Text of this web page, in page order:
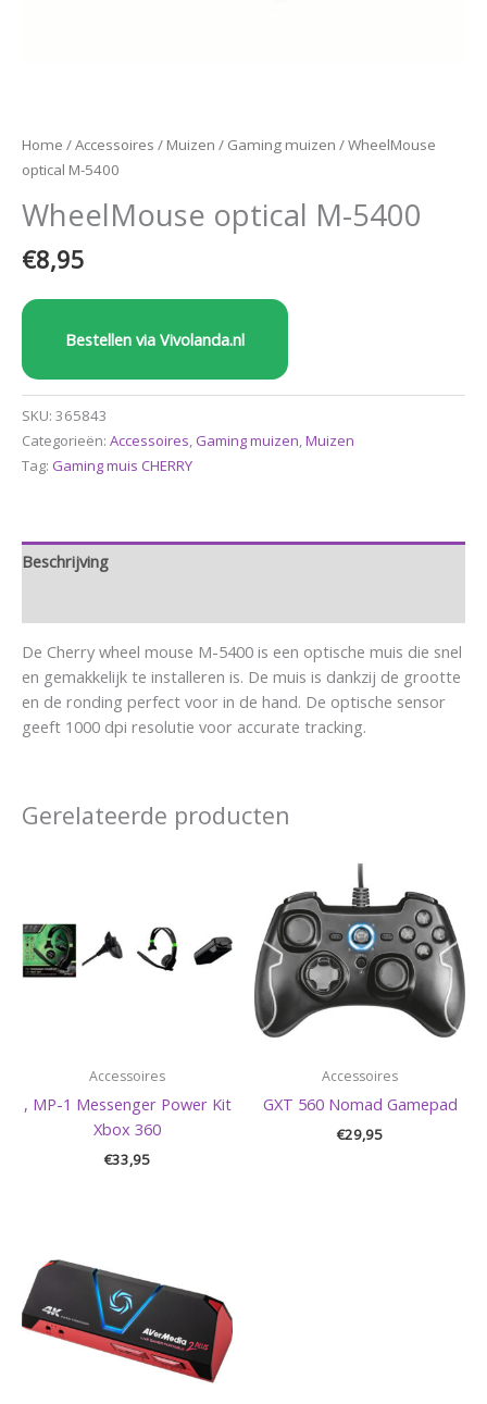
Home /Accessoires / Muizen / Gaming muizen / WheelMouse
optical M-5400
WheelMouse optical M-5400
€8,95
Bestellen via Vivolanda.nl
SKU: 365843
Categorieën: Accessoires, Gaming muizen,Muizen
Tag: Gaming muis CHERRY
Beschrijving
De Cherry wheel mouse M-5400 is een optische muis die snel
en gemakkelijk te installeren is. De muis is dankzij de grootte
en de ronding perfect voor in de hand. De optische sensor
geeft 1000 dpi resolutie voor accurate tracking.
Gerelateerde producten
Accessoires
, MP-1 Messenger Power Kit
Xbox 360
€33,95
Accessoires
GXT 560 Nomad Gamepad
€29,95